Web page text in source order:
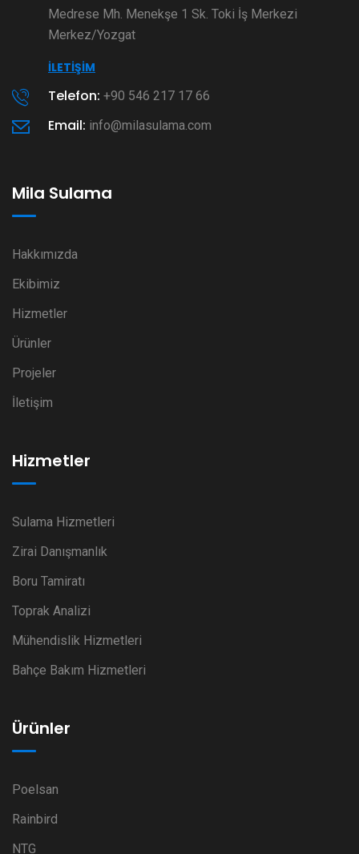
Medrese Mh. Menekşe 1 Sk. Toki İş Merkezi
Merkez/Yozgat
İLETIŞIM
Telefon: +90 546 217 17 66
Email: info@milasulama.com
Mila Sulama
Hakkımızda
Ekibimiz
Hizmetler
Ürünler
Projeler
İletişim
Hizmetler
Sulama Hizmetleri
Zirai Danışmanlık
Boru Tamiratı
Toprak Analizi
Mühendislik Hizmetleri
Bahçe Bakım Hizmetleri
Ürünler
Poelsan
Rainbird
NTG